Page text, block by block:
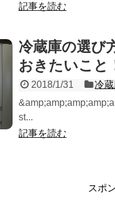
記事を読む
冷蔵庫の選び
おきたいこと
2018/1/31
冷
st...
記事を読む
スポ